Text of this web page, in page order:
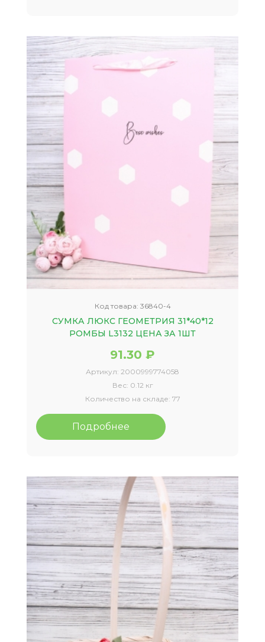
Код товара: 36840-4
СУМКА ЛЮКС ГЕОМЕТРИЯ 31*40*12
РОМБЫ L3132 ЦЕНА ЗА 1ШТ
91.30 ₽
Артикул: 2000999774058
Вес: 0.12 кг
Количество на складе: 77
Подробнее